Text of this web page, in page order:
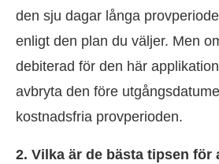
den sju dagar långa
enligt den plan du väljer. Men
debiterad för den här
avbryta den före
kostnadsfria provperioden.
2. Vilka är de bästa tipsen för